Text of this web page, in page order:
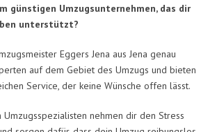
günstigen Umzugsunternehmen, das dir
unterstützt?
Eggers Jena aus Jena genau
auf dem Gebiet des Umzugs und bieten
Service, der keine Wünsche offen lässt.
nehmen dir den Stress